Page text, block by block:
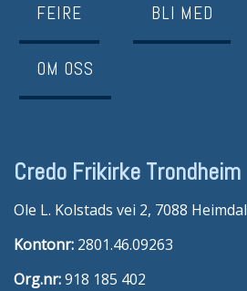
FEIRE BLI MED
OM OSS
Credo Frikirke Trondheim
Ole L. Kolstads vei 2, 7088 Heimdal
Kontonr: 2801.46.09263
Org.nr:918 185 402